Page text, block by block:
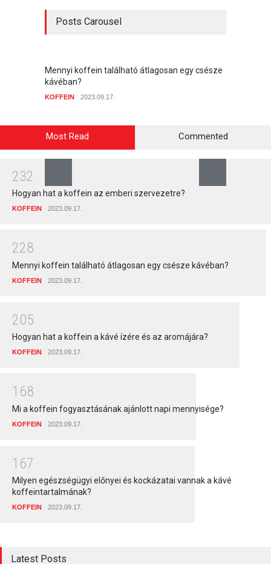
Posts Carousel
Mennyi koffein található átlagosan egy csésze
kávéban?
KOFFEIN 2023.09.17.
Most Read Commented
232
Hogyan hat a koffein az emberi szervezetre?
KOFFEIN 2023.09.17.
228
Mennyi koffein található átlagosan egy csésze kávéban?
KOFFEIN 2023.09.17.
205
Hogyan hat a koffein a kávé ízére és az aromájára?
KOFFEIN 2023.09.17.
1 68
Mi a koffein fogyasztásának ajánlott napi mennyisége?
KOFFEIN 2023.09.17.
1 67
Milyen egészségügyi előnyei és kockázatai vannak a kávé
koffeintartalmának?
KOFFEIN 2023.09.17.
Latest Posts